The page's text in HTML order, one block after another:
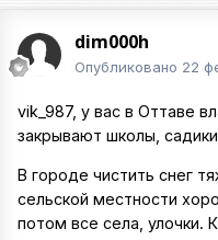
dim000h
Опубликовано 22
vik_987, у вас в Оттаве
закрывают школы,
В городе чистить снег
сельской местности
потом все села, улочки.